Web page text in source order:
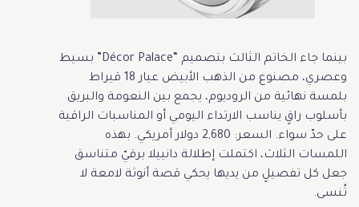
بينما جاء الخاتم الثالث بتصميم “Décor Palace” بسيط
وعصري، مصنوع من الذهب الأبيض عيار 18 قيراط
بلمسة نهائية من الروديوم، يجمع بين النعومة والبريق
بأسلوب راقٍ يناسب الارتداء اليومي أو المناسبات الراقية
على حدّ سواء. السعر: 2,680 دولار أمريكي. بهذه
اللمسات الثلاث، اكتملت إطلالة دانييلا برقيّ متناسق
جعل كل تفصيلٍ من يديها يحكي قصة أنوثة لامعة لا
تُنسى.